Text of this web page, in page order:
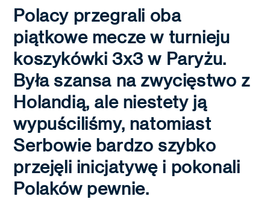
Polacy przegrali oba
piątkowe mecze w turnieju
koszykówki 3x3 w Paryżu.
Była szansa na zwycięstwo z
Holandią, ale niestety ją
wypuściliśmy, natomiast
Serbowie bardzo szybko
przejęli inicjatywę i pokonali
Polaków pewnie.